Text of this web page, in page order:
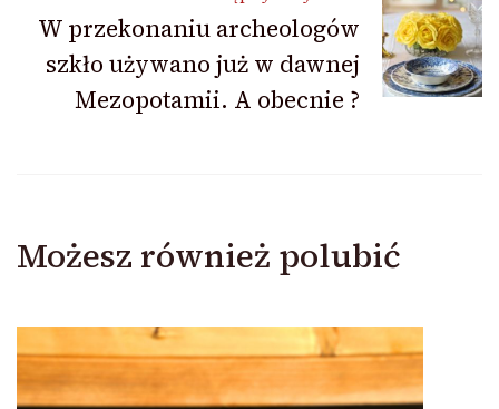
W przekonaniu archeologów
szkło używano już w dawnej
Mezopotamii. A obecnie ?
Możesz również polubić